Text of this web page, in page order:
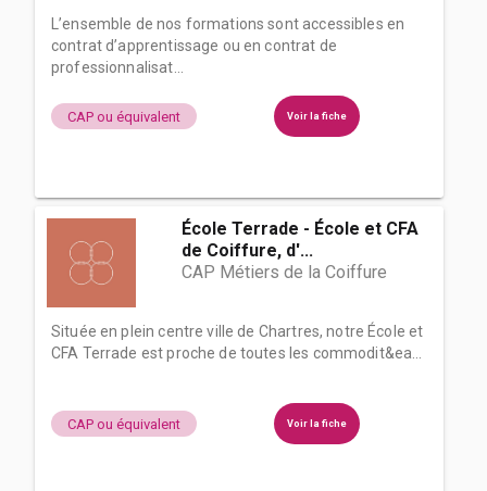
L’ensemble de nos formations sont accessibles en
contrat d’apprentissage ou en contrat de
professionnalisat...
CAP ou équivalent Voir la fiche
École Terrade - École et CFA
de Coiffure, d'...
CAP Métiers de la Coiffure
Située en plein centre ville de Chartres, notre École et
CFA Terrade est proche de toutes les commodit&ea...
CAP ou équivalent Voir la fiche